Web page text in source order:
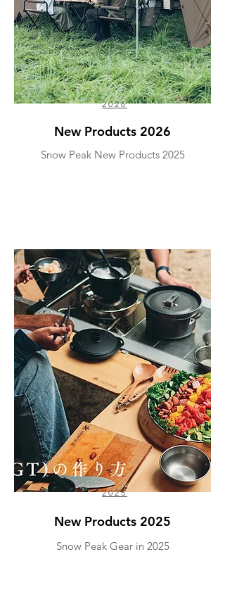
2026
New Products 2026
Snow Peak New Products 2025
2025
New Products 2025
Snow Peak Gear in 2025